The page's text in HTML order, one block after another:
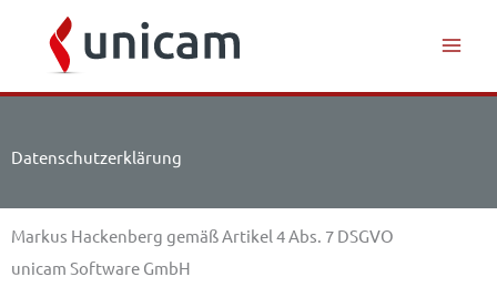
springen
springen
Datenschutzerklärung
Markus Hackenberg gemäß Artikel 4 Abs. 7 DSGVO
unicam Software GmbH